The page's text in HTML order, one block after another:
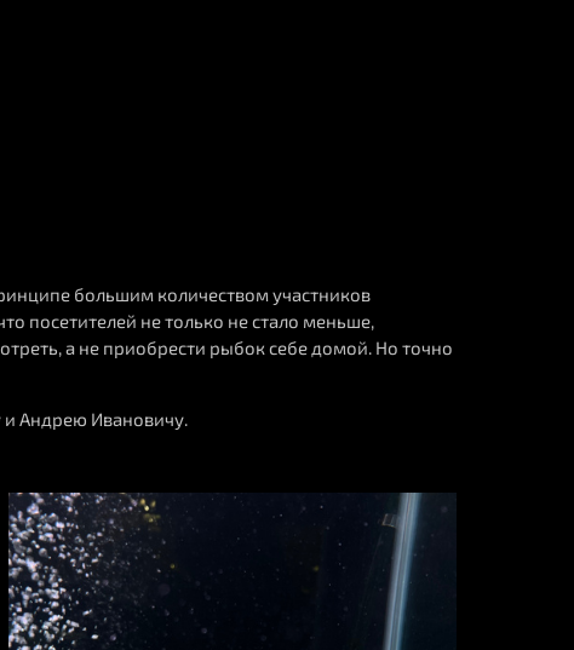
большим количеством участников
посетителей не только не стало меньше,
а не приобрести рыбок себе домой. Но точно
и Андрею Ивановичу.